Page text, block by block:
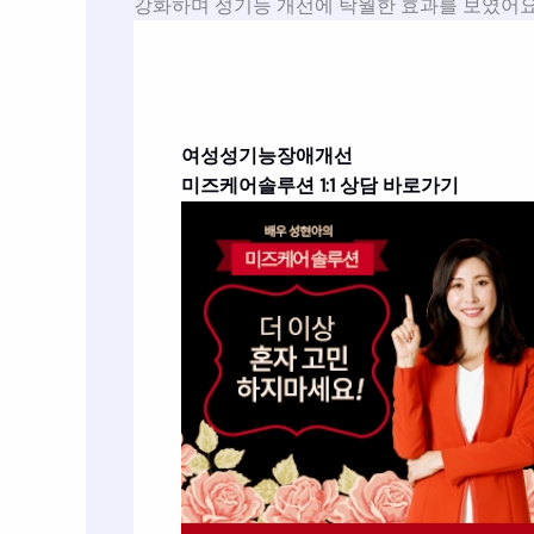
강화하며 성기능 개선에 탁월한 효과를 보였어
여성성기능장애개선
미즈케어솔루션 1:1 상담 바로가기